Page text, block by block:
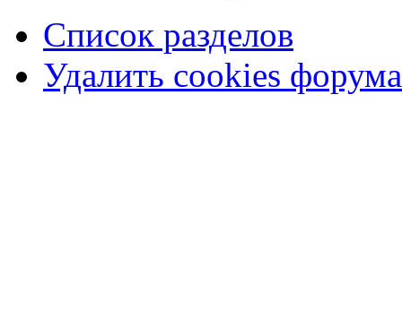
Список разделов
Удалить cookies форума